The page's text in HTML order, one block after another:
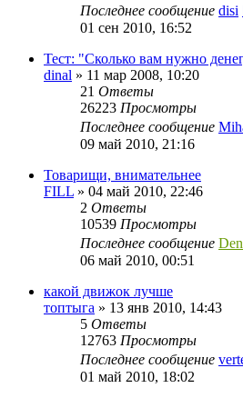
Последнее сообщение disi
01 сен 2010, 16:52
Тест: "Сколько вам нужно
dinal » 11 мар 2008, 10:20
21 Ответы
26223 Просмотры
Последнее сообщение
09 май 2010, 21:16
Товарищи, внимательнее
FILL » 04 май 2010, 22:46
2 Ответы
10539 Просмотры
Последнее сообщение
06 май 2010, 00:51
какой движок лучше
топтыга » 13 янв 2010, 14:43
5 Ответы
12763 Просмотры
Последнее сообщение
01 май 2010, 18:02